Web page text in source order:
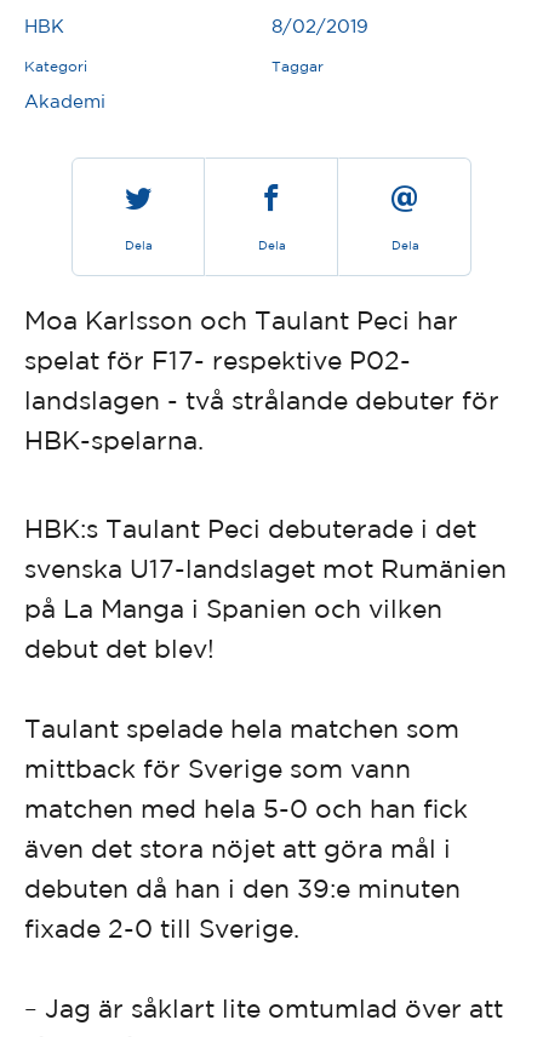
HBK 8/02/2019
Kategori
Akademi
Taggar
Dela Dela Dela
Moa Karlsson och Taulant Peci har
spelat för F17- respektive P02-
landslagen - två strålande debuter för
HBK-spelarna.
HBK:s Taulant Peci debuterade i det
svenska U17-landslaget mot Rumänien
på La Manga i Spanien och vilken
debut det blev!
Taulant spelade hela matchen som
mittback för Sverige som vann
matchen med hela 5-0 och han fick
även det stora nöjet att göra mål i
debuten då han i den 39:e minuten
fixade 2-0 till Sverige.
– Jag är såklart lite omtumlad över att